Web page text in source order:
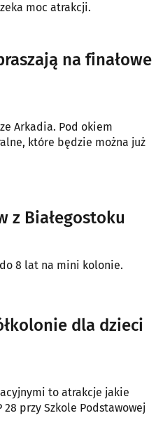
moc atrakcji.
na finałowe
Arkadia. Pod okiem
które będzie można już
z Białegostoku
8 lat na mini kolonie.
dla dzieci
to atrakcje jakie
28 przy Szkole Podstawowej